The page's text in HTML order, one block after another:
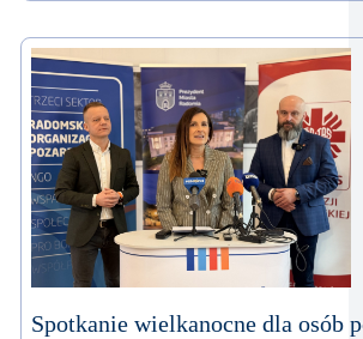
Spotkanie wielkanocne dla osób